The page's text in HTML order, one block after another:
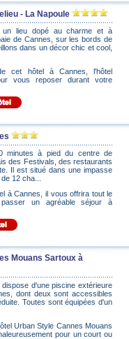
- La Napoule
un lieu dopé au charme et à
de Cannes, sur les bords de
dans un décor chic et cool,
cet hôtel à Cannes, l'hôtel
vous reposer durant votre
minutes à pied du centre de
des Festivals, des restaurants
Il est situé dans une impasse
12 cha...
à Cannes, il vous offrira tout le
un agréable séjour à
Mouans Sartoux à
dispose d'une piscine extérieure
dont deux sont accessibles
Toutes sont équipées d'un
Urban Style Cannes Mouans
pour un court ou